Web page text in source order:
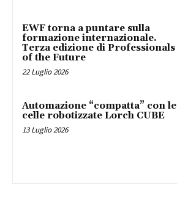
EWF torna a puntare sulla
formazione internazionale.
Terza edizione di Professionals
of the Future
22 Luglio 2026
Automazione “compatta” con le
celle robotizzate Lorch CUBE
13 Luglio 2026